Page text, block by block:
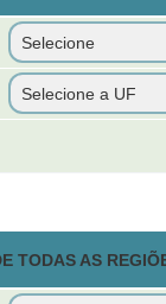
TODAS AS